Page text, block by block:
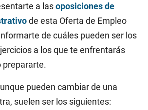
a lasoposiciones de
de esta Oferta de Empleo
de cuáles pueden ser los
a los que te enfrentarás
prepararte.
pueden cambiar de una
suelen ser los siguientes: